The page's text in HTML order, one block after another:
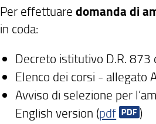
Per effettuaredomanda di
in coda:
Decreto istitutivo D.R.
Elenco dei corsi - allegato
Avviso di selezione per
English version (pdf
)